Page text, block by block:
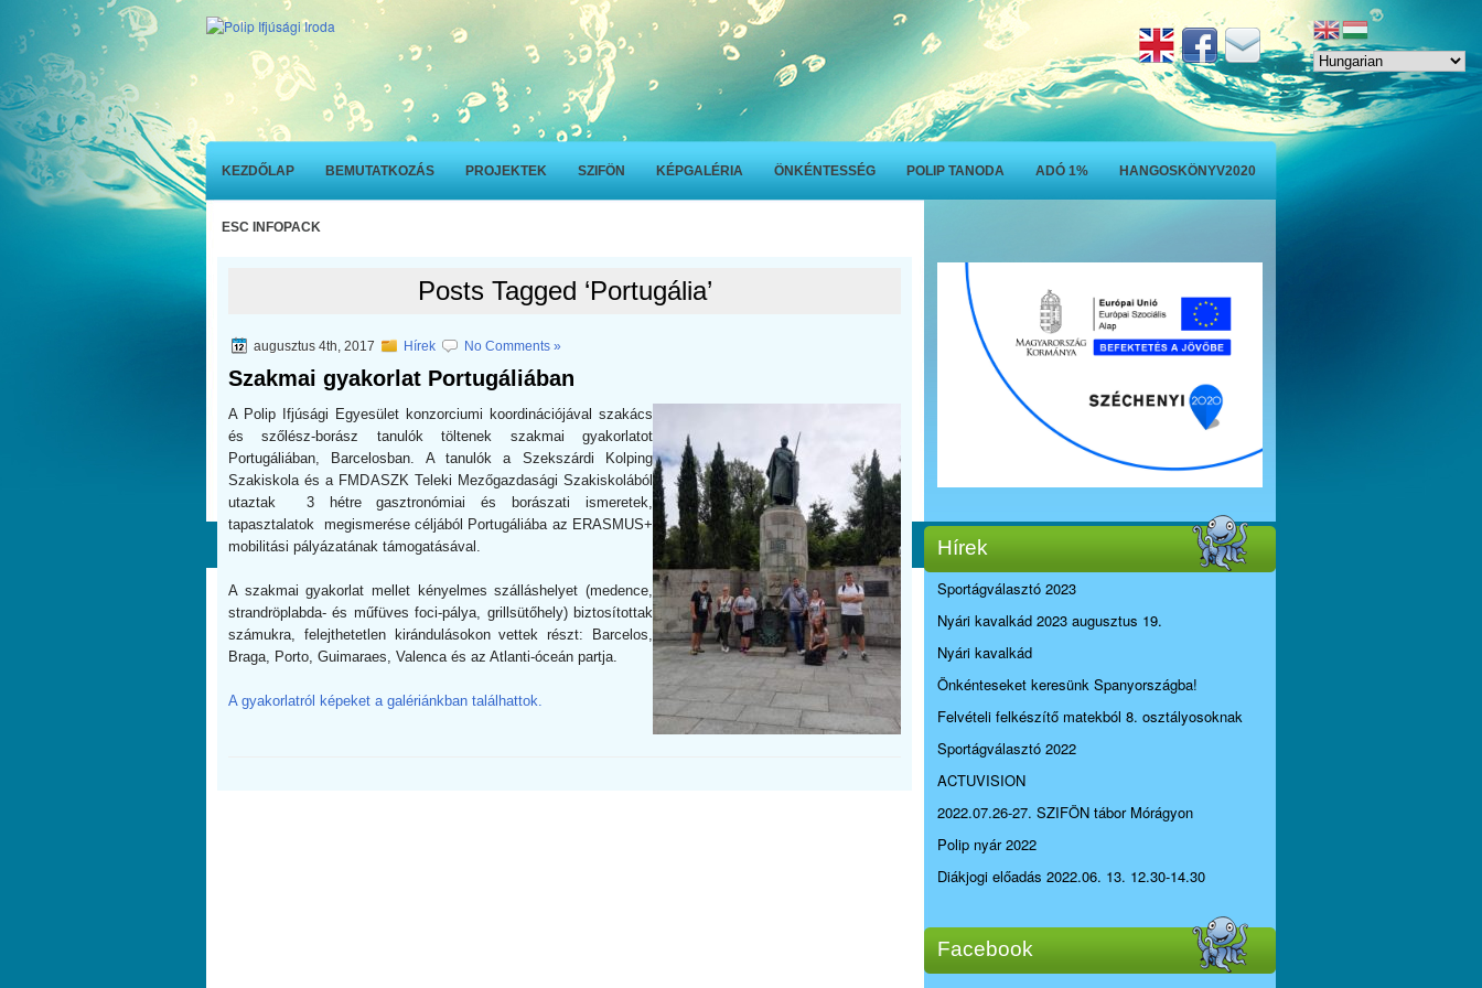
KEZDŐLAP BEMUTATKOZÁS PROJEKTEK SZIFÖN KÉPGALÉRIA ÖNKÉNTESSÉG POLIP TANODA ADÓ 1% HANGOSKÖNYV2020
ESC INFOPACK
Posts Tagged ‘Portugália’
augusztus 4th, 2017 Hírek No Comments »
Szakmai gyakorlat Portugáliában
A Polip Ifjúsági Egyesület konzorciumi koordinációjával szakács
és szőlész-borász tanulók töltenek szakmai gyakorlatot
Portugáliában, Barcelosban. A tanulók a Szekszárdi Kolping
Szakiskola és a FMDASZK Teleki Mezőgazdasági Szakiskolából
utaztak 3 hétre gasztronómiai és borászati ismeretek,
tapasztalatok megismerése céljából Portugáliába az ERASMUS+
mobilitási pályázatának támogatásával.
A szakmai gyakorlat mellet kényelmes szálláshelyet (medence,
strandröplabda- és műfüves foci-pálya, grillsütőhely) biztosítottak
számukra, felejthetetlen kirándulásokon vettek részt: Barcelos,
Braga, Porto, Guimaraes, Valenca és az Atlanti-óceán partja.
A gyakorlatról képeket a galériánkban találhattok.
Hírek
Sportágválasztó 2023
Nyári kavalkád 2023 augusztus 19.
Nyári kavalkád
Önkénteseket keresünk Spanyországba!
Felvételi felkészítő matekból 8. osztályosoknak
Sportágválasztó 2022
ACTUVISION
2022.07.26-27. SZIFÖN tábor Mórágyon
Polip nyár 2022
Diákjogi előadás 2022.06. 13. 12.30-14.30
Facebook